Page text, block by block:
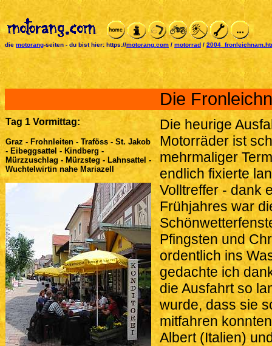
die motorang-seiten - du bist hier: https://motorang.com / motorrad /
Die
Tag 1 Vormittag:
Graz - Frohnleiten - Traföss - St. Jakob
- Eibeggsattel - Kindberg -
Mürzzuschlag - Mürzsteg - Lahnsattel -
Wuchtelwirtin nahe Mariazell
Die heurige
Motorräder ist
mehrmaliger
endlich fixierte
Volltreffer - dank
Frühjahres war
Pfingsten und
ordentlich ins
gedachte ich
die Ausfahrt so
wurde, dass sie
mitfahren
Albert (Italien)